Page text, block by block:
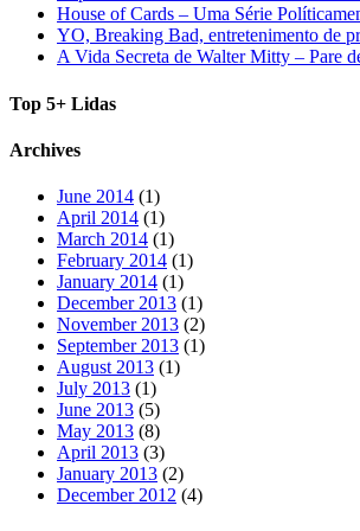
House of Cards – Uma Série
YO, Breaking Bad, entretenimento de
A Vida Secreta de Walter Mitty – Pare
Top 5+ Lidas
Archives
June 2014 (1)
April 2014 (1)
March 2014 (1)
February 2014 (1)
January 2014 (1)
December 2013 (1)
November 2013 (2)
September 2013 (1)
August 2013 (1)
July 2013 (1)
June 2013 (5)
May 2013 (8)
April 2013 (3)
January 2013 (2)
December 2012 (4)